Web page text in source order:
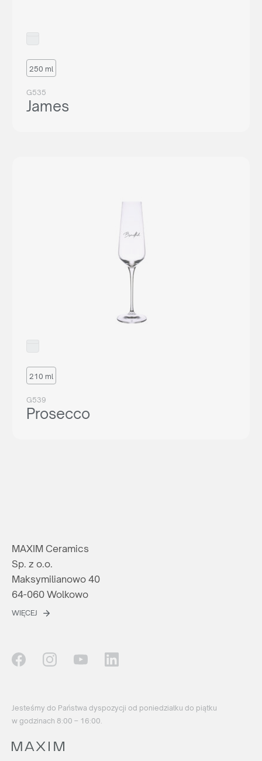
250 ml
G535
James
210 ml
G539
Prosecco
MAXIM Ceramics
Sp. z o.o.
Maksymilianowo 40
64-060 Wolkowo
WIĘCEJ
Jesteśmy do Państwa dyspozycji od poniedziałku do piątku
w godzinach 8:00 – 16:00.
Reprezentujesz
naszą ofertę współpracy, załóż darmowe konto w naszym
lub napisz: